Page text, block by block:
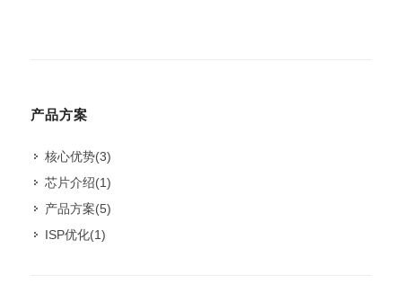
产品方案
核心优势(3)
芯片介绍(1)
产品方案(5)
ISP优化(1)